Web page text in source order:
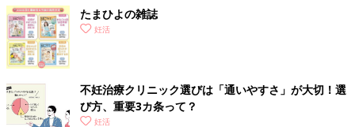
たまひよの雑誌
妊活
不妊治療クリニック選びは「通いやすさ」が大切！選
び方、重要3カ条って？
妊活